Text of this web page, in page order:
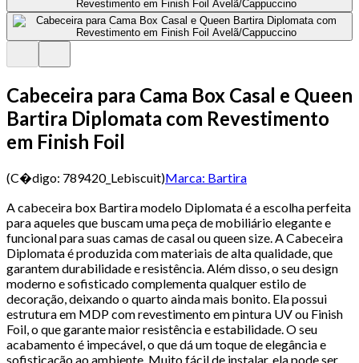
Cabeceira para Cama Box Casal e Queen
Bartira Diplomata com Revestimento
em Finish Foil
(C�digo: 789420_Lebiscuit)Marca: Bartira
A cabeceira box Bartira modelo Diplomata é a escolha perfeita
para aqueles que buscam uma peça de mobiliário elegante e
funcional para suas camas de casal ou queen size. A Cabeceira
Diplomata é produzida com materiais de alta qualidade, que
garantem durabilidade e resistência. Além disso, o seu design
moderno e sofisticado complementa qualquer estilo de
decoração, deixando o quarto ainda mais bonito. Ela possui
estrutura em MDP com revestimento em pintura UV ou Finish
Foil, o que garante maior resistência e estabilidade. O seu
acabamento é impecável, o que dá um toque de elegância e
sofisticação ao ambiente. Muito fácil de instalar, ela pode ser